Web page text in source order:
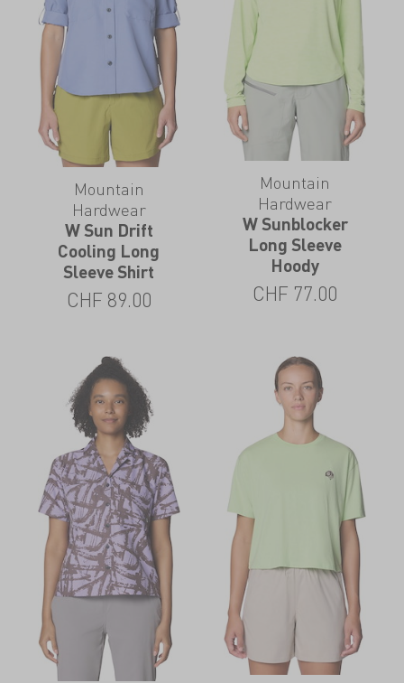
Mountain
Hardwear
W Sun Drift
Cooling Long
Sleeve Shirt
CHF 89.00
Mountain
Hardwear
W Sunblocker
Long Sleeve
Hoody
CHF 77.00